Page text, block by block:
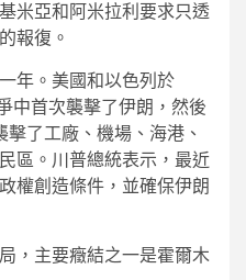
米亞和阿米拉利要求只透
報復。
年。美國和以色列於
中首次襲擊了伊朗，然後
了工廠、機場、海港、
區。川普總統表示，最近
權創造條件，並確保伊朗
，主要癥結之一是霍爾木